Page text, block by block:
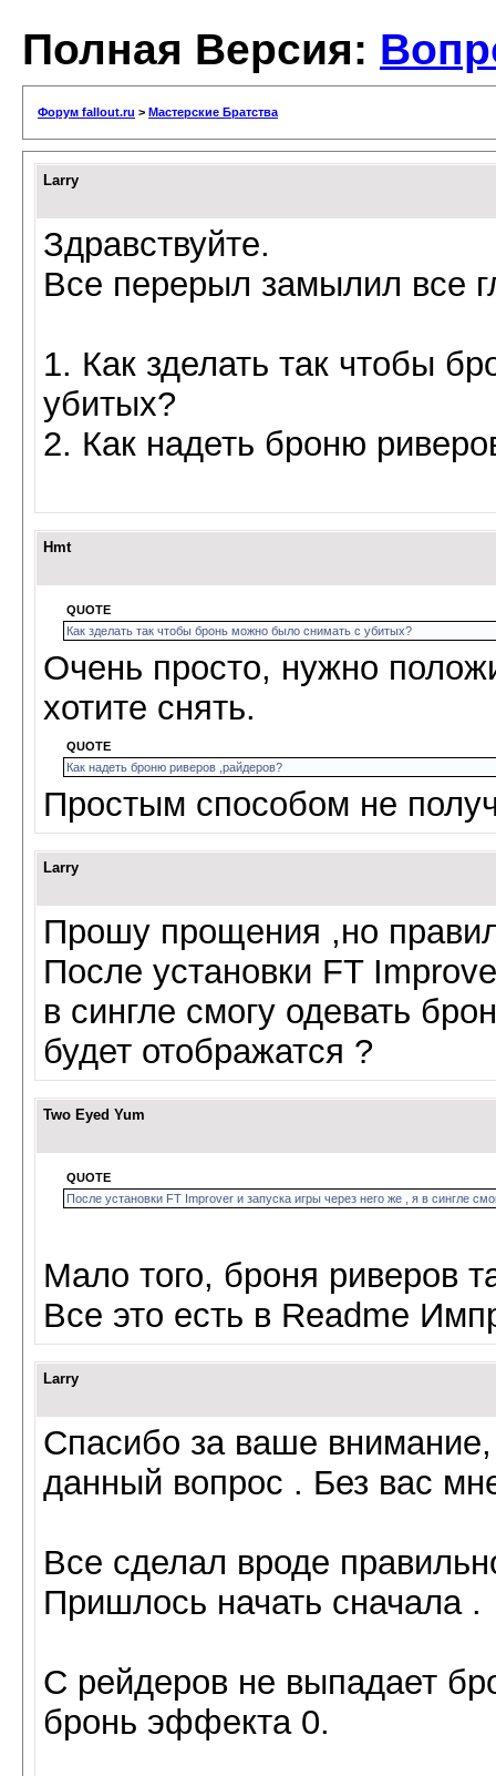
Полная Версия:
Форум fallout.ru > Мастерские Братства
Larry
Здравствуйте.
Все перерыл замылил все
1. Как зделать так чтобы
убитых?
2. Как надеть броню
Hmt
QUOTE
Как зделать так чтобы бронь можно было снимать с убитых?
Очень просто, нужно
хотите снять.
QUOTE
Как надеть броню риверов ,райдеров?
Простым способом не
Larry
Прошу прощения ,но
После установки FT
в сингле смогу одевать
будет отображатся ?
Two Eyed Yum
QUOTE
После установки FT Improver и запуска игры через него же , я в сингле
Мало того, броня риверов
Все это есть в Readme
Larry
Спасибо за ваше
данный вопрос . Без вас
Все сделал вроде
Пришлось начать сначала .
С рейдеров не выпадает
бронь эффекта 0.